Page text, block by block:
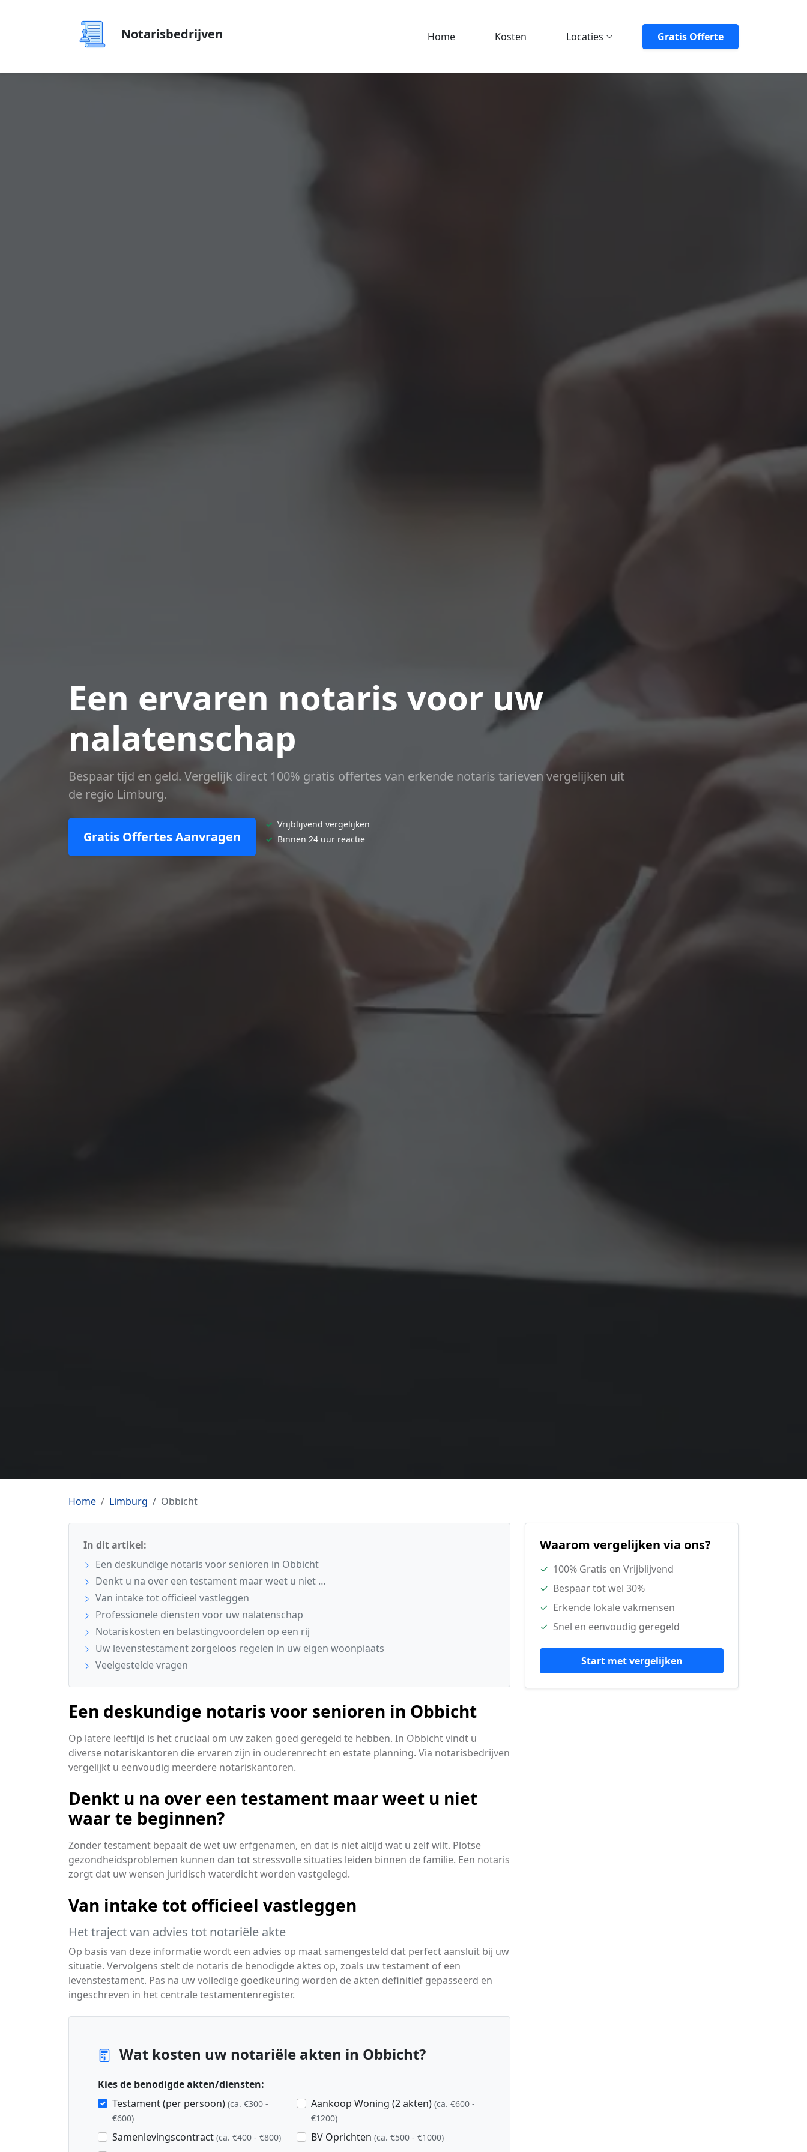
Notarisbedrijven Home Kosten Locaties Gratis Offerte
Een ervaren notaris voor uw
nalatenschap
Bespaar tijd en geld. Vergelijk direct 100% gratis offertes van erkende notaris tarieven vergelijken uit
de regio Limburg.
Gratis Offertes Aanvragen
✓ Vrijblijvend vergelijken
✓ Binnen 24 uur reactie
Home Limburg Obbicht
In dit artikel:
Een deskundige notaris voor senioren in Obbicht
Denkt u na over een testament maar weet u niet …
Van intake tot officieel vastleggen
Professionele diensten voor uw nalatenschap
Notariskosten en belastingvoordelen op een rij
Uw levenstestament zorgeloos regelen in uw eigen woonplaats
Veelgestelde vragen
Een deskundige notaris voor senioren in Obbicht
Op latere leeftijd is het cruciaal om uw zaken goed geregeld te hebben. In Obbicht vindt u
diverse notariskantoren die ervaren zijn in ouderenrecht en estate planning. Via notarisbedrijven
vergelijkt u eenvoudig meerdere notariskantoren.
Denkt u na over een testament maar weet u niet
waar te beginnen?
Zonder testament bepaalt de wet uw erfgenamen, en dat is niet altijd wat u zelf wilt. Plotse
gezondheidsproblemen kunnen dan tot stressvolle situaties leiden binnen de familie. Een notaris
zorgt dat uw wensen juridisch waterdicht worden vastgelegd.
Van intake tot officieel vastleggen
Het traject van advies tot notariële akte
Op basis van deze informatie wordt een advies op maat samengesteld dat perfect aansluit bij uw
situatie. Vervolgens stelt de notaris de benodigde aktes op, zoals uw testament of een
levenstestament. Pas na uw volledige goedkeuring worden de akten definitief gepasseerd en
ingeschreven in het centrale testamentenregister.
Wat kosten uw notariële akten in Obbicht?
Kies de benodigde akten/diensten:
Testament (per persoon) (ca. €300 -
€600)
Samenlevingscontract (ca. €400 - €800)
Aankoop Woning (2 akten) (ca. €600 -
€1200)
BV Oprichten (ca. €500 - €1000)
Waarom vergelijken via ons?
✓ 100% Gratis en Vrijblijvend
✓ Bespaar tot wel 30%
✓ Erkende lokale vakmensen
✓ Snel en eenvoudig geregeld
Start met vergelijken